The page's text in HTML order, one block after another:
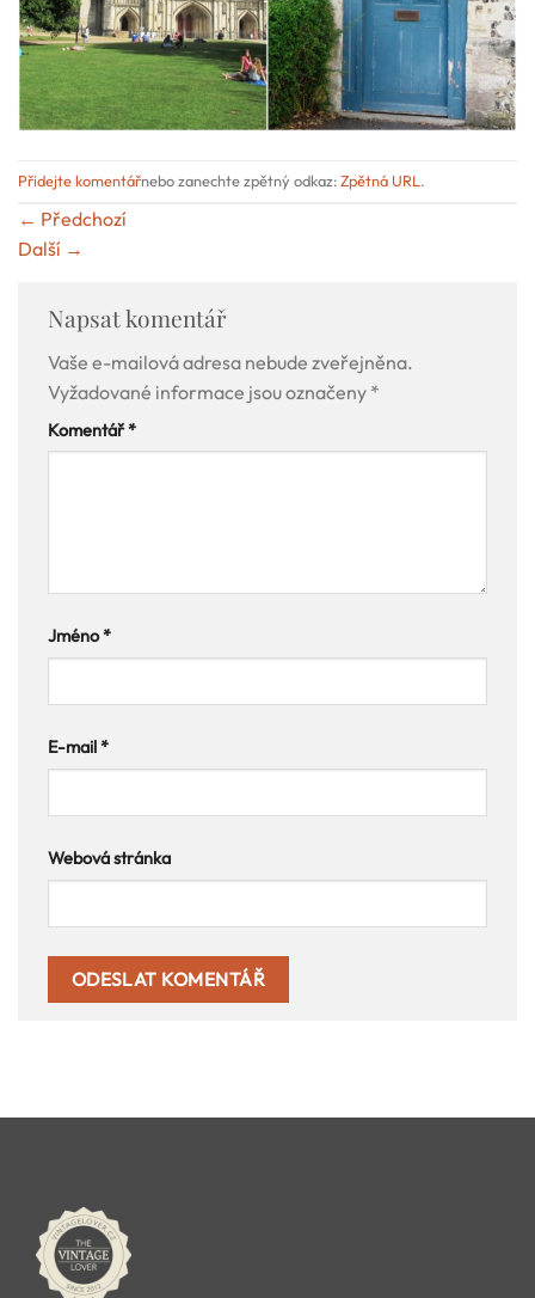
Přidejte komentářnebo zanechte zpětný odkaz:Zpětná URL.
← Předchozí
Další →
Napsat komentář
Vaše e-mailová adresa nebude zveřejněna.
Vyžadované informace jsou označeny *
Komentář*
Jméno*
E-mail*
Webová stránka